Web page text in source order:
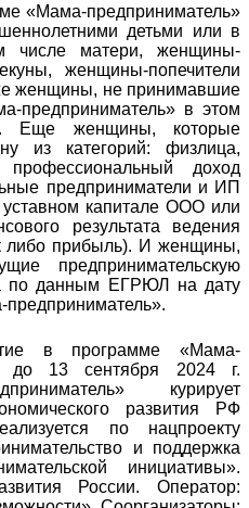
«Мама-предприниматель»
детьми или в
числе матери, женщины-
женщины-попечители
женщины, не принимавшие
предприниматель» в этом
Еще женщины, которые
из категорий: физлица,
доход
предприниматели и ИП
капитале ООО или
результата ведения
либо прибыль). И женщины,
предпринимательскую
по данным ЕГРЮЛ на дату
в программе «Мама-
до 13 сентября 2024 г.
курирует
развития РФ
по нацпроекту
и поддержка
инициативы».
России. Оператор: